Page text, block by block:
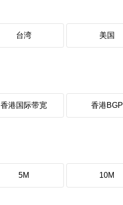
台湾 美国
香港国际带宽 香港BGP
5M 10M